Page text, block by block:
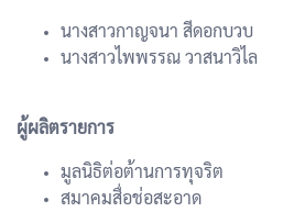
นางสาวกาญจนา สีดอกบวบ
นางสาวไพพรรณ วาสนาวิไล
ผู้ผลิตรายการ
มูลนิธิต่อต้านการทุจริต
สมาคมสื่อช่อสะอาด